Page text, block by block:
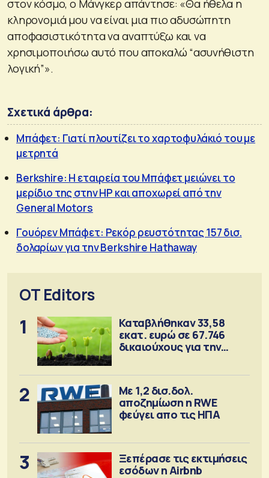
στον κόσμο, ο Μάνγκερ απάντησε: «Θα ήθελα η
κληρονομιά μου να είναι μια πιο αδυσώπητη
αποφασιστικότητα να αναπτύξω και να
χρησιμοποιήσω αυτό που αποκαλώ “ασυνήθιστη
λογική”».
Σχετικά άρθρα:
Μπάφετ: Γιατί πλουτίζει το χαρτοφυλάκιό του με
μετρητά
Berkshire: Η εταιρεία του Μπάφετ μειώνει το
μερίδιο της στην HP και αποχωρεί από την
General Motors
Γουόρεν Μπάφετ: Ρεκόρ ρευστότητας 157 δισ.
δολαρίων για την Berkshire Hathaway
OT Editors
1
Καταβλήθηκαν 33,58
εκατ. ευρώ σε 67.746
δικαιούχους για την
2
Με 1,2 δισ.δολ.
αποζημίωση η RWE
φεύγει απο τις ΗΠΑ
3
Ξεπέρασε τις εκτιμήσεις
εσόδων η Airbnb